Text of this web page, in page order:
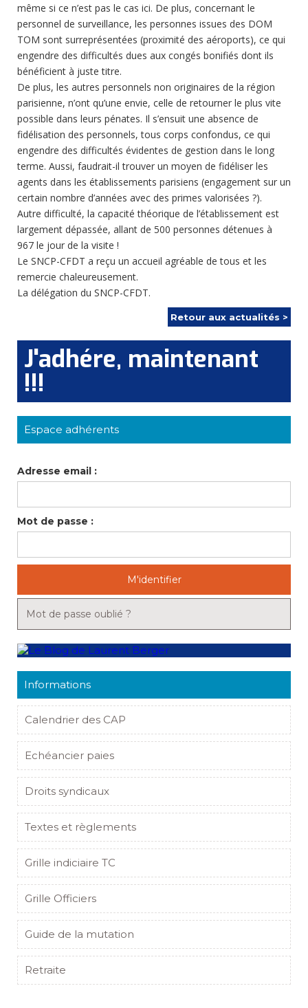
même si ce n’est pas le cas ici. De plus, concernant le
personnel de surveillance, les personnes issues des DOM
TOM sont surreprésentées (proximité des aéroports), ce qui
engendre des difficultés dues aux congés bonifiés dont ils
bénéficient à juste titre.
De plus, les autres personnels non originaires de la région
parisienne, n’ont qu’une envie, celle de retourner le plus vite
possible dans leurs pénates. Il s’ensuit une absence de
fidélisation des personnels, tous corps confondus, ce qui
engendre des difficultés évidentes de gestion dans le long
terme. Aussi, faudrait-il trouver un moyen de fidéliser les
agents dans les établissements parisiens (engagement sur un
certain nombre d’années avec des primes valorisées ?).
Autre difficulté, la capacité théorique de l’établissement est
largement dépassée, allant de 500 personnes détenues à
967 le jour de la visite !
Le SNCP-CFDT a reçu un accueil agréable de tous et les
remercie chaleureusement.
La délégation du SNCP-CFDT.
Retour aux actualités >
J'adhére, maintenant
!!!
Espace adhérents
Adresse email :
Mot de passe :
M'identifier
Mot de passe oublié ?
Informations
Calendrier des CAP
Echéancier paies
Droits syndicaux
Textes et règlements
Grille indiciaire TC
Grille Officiers
Guide de la mutation
Retraite